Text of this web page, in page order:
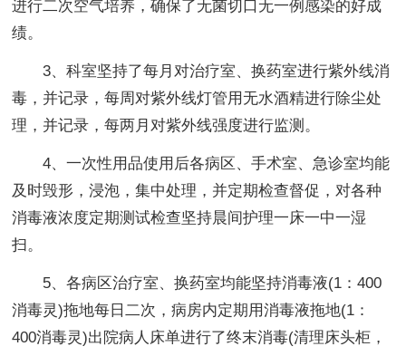
进行二次空气培养，确保了无菌切口无一例感染的好成
绩。
3、科室坚持了每月对治疗室、换药室进行紫外线消
毒，并记录，每周对紫外线灯管用无水酒精进行除尘处
理，并记录，每两月对紫外线强度进行监测。
4、一次性用品使用后各病区、手术室、急诊室均能
及时毁形，浸泡，集中处理，并定期检查督促，对各种
消毒液浓度定期测试检查坚持晨间护理一床一中一湿
扫。
5、各病区治疗室、换药室均能坚持消毒液(1：400
消毒灵)拖地每日二次，病房内定期用消毒液拖地(1：
400消毒灵)出院病人床单进行了终末消毒(清理床头柜，